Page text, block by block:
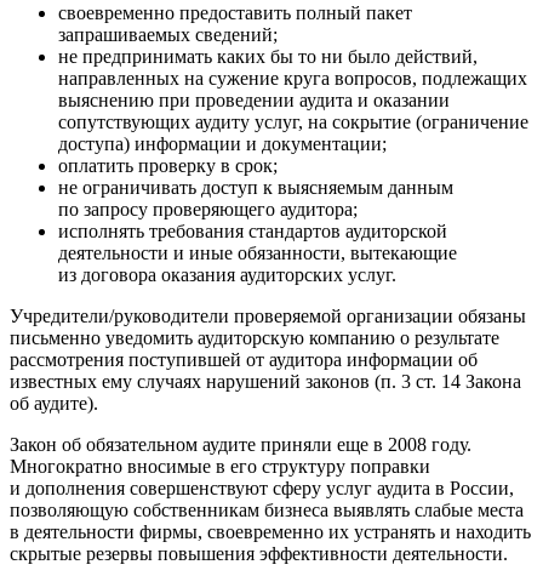
своевременно предоставить полный пакет
запрашиваемых сведений;
не предпринимать каких бы то ни было действий,
направленных на сужение круга вопросов, подлежащих
выяснению при проведении аудита и оказании
сопутствующих аудиту услуг, на сокрытие (ограничение
доступа) информации и документации;
оплатить проверку в срок;
не ограничивать доступ к выясняемым данным
по запросу проверяющего аудитора;
исполнять требования стандартов аудиторской
деятельности и иные обязанности, вытекающие
из договора оказания аудиторских услуг.
Учредители/руководители проверяемой организации обязаны
письменно уведомить аудиторскую компанию о результате
рассмотрения поступившей от аудитора информации об
известных ему случаях нарушений законов (п. 3 ст. 14 Закона
об аудите).
Закон об обязательном аудите приняли еще в 2008 году.
Многократно вносимые в его структуру поправки
и дополнения совершенствуют сферу услуг аудита в России,
позволяющую собственникам бизнеса выявлять слабые места
в деятельности фирмы, своевременно их устранять и находить
скрытые резервы повышения эффективности деятельности.